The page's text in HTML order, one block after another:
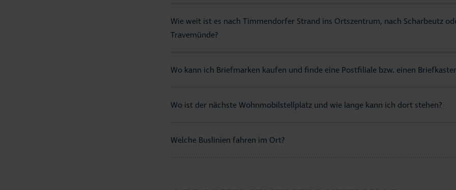
Wie weit ist es nach Timmendorfer Strand ins Ortszentrum, nach Scharbeutz
Travemünde?
Wo kann ich Briefmarken kaufen und finde eine Postfiliale bzw. einen
Wo ist der nächste Wohnmobilstellplatz und wie lange kann ich dort stehen?
Welche Buslinien fahren im Ort?